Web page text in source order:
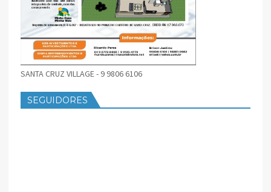
SANTA CRUZ VILLAGE - 9 9806 6106
SEGUIDORES